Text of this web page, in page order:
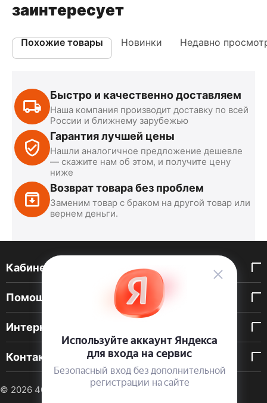
заинтересует
Похожие товары Новинки Недавно
Быстро и качественно доставляем
Наша компания производит доставку по всей
России и ближнему зарубежью
Гарантия лучшей цены
Нашли аналогичное предложение дешевле
— скажите нам об этом, и получите цену
ниже
Возврат товара без проблем
Заменим товар с браком на другой товар или
вернем деньги.
Кабинет покупателя
Помощь покупателю
Интернет-магазин
Контакты
© 2026 40 DEN. Интернет-магазин